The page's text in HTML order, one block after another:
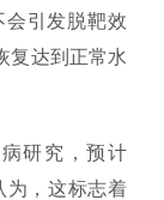
引发脱靶效
复达到正常水
研究，预计
为，这标志着